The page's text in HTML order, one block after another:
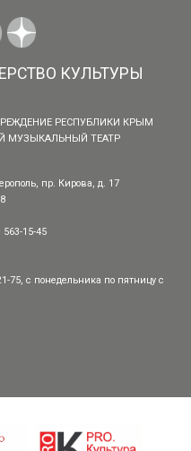
КУЛЬТУРЫ
РЕСПУБЛИКИ КРЫМ
МУЗЫКАЛЬНЫЙ ТЕАТР
пр. Кирова, д. 17
563-15-45
75, с понедельника по пятницу с